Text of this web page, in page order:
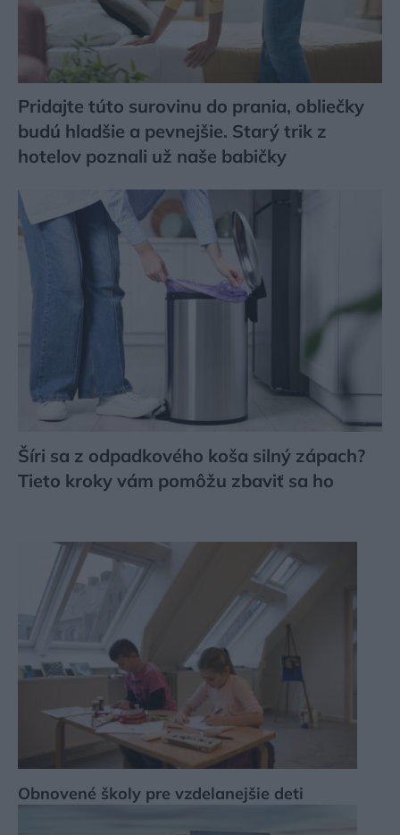
Pridajte túto surovinu do prania, obliečky
budú hladšie a pevnejšie. Starý trik z
hotelov poznali už naše babičky
Šíri sa z odpadkového koša silný zápach?
Tieto kroky vám pomôžu zbaviť sa ho
Obnovené školy pre vzdelanejšie deti